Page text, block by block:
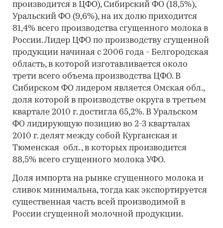
производится в ЦФО), Сибирский ФО (18,5%),
Уральский ФО (9,6%), на их долю приходится
81,4% всего производства сгущенного молока в
России. Лидер ЦФО по производству сгущенной
продукции начиная с 2006 года - Белгородская
область, в которой изготавливается около
трети всего объема производства ЦФО. В
Сибирском ФО лидером является Омская обл.,
доля которой в производстве округа в третьем
квартале 2010 г. достигла 65,2%. В Уральском
ФО лидирующую позицию во 2-3 кварталах
2010 г. делят между собой Курганская и
Тюменская обл. , в которых производится
88,5% всего сгущенного молока УФО.
Доля импорта на рынке сгущенного молока и
сливок минимальна, тогда как экспортируется
существенная часть всей производимой в
России сгущенной молочной продукции.